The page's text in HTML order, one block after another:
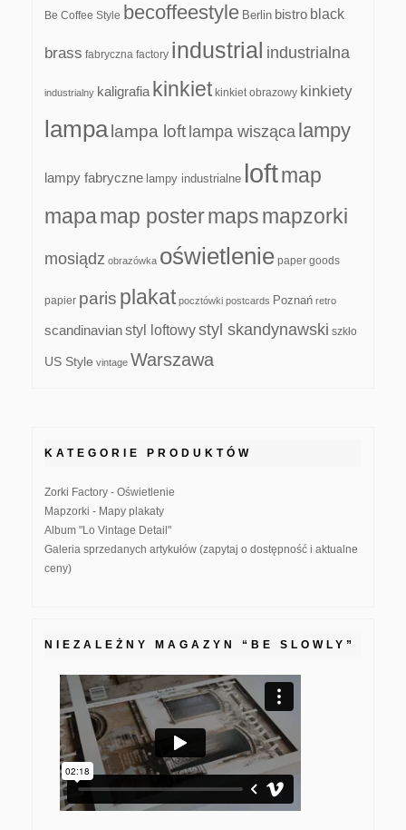
Be Coffee Style becoffeestyle Berlin bistro black
brass fabryczna factory industrial industrialna
industrialny kaligrafia kinkiet kinkiet obrazowy kinkiety
lampa lampa loft lampa wisząca lampy
lampy fabryczne lampy industrialne loftmap
mapamap postermapsmapzorki
mosiądz obrazówka oświetlenie paper goods
papier paris plakat pocztówki postcards Poznań retro
scandinavianstyl loftowystyl skandynawski szkło
US Style vintage Warszawa
KATEGORIE PRODUKTÓW
Zorki Factory - Oświetlenie
Mapzorki - Mapy plakaty
Album "Lo Vintage Detail"
Galeria sprzedanych artykułów (zapytaj o dostępność i aktualne
ceny)
NIEZALEŻNY MAGAZYN “BE SLOWLY”